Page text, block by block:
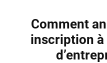
Comment
inscription